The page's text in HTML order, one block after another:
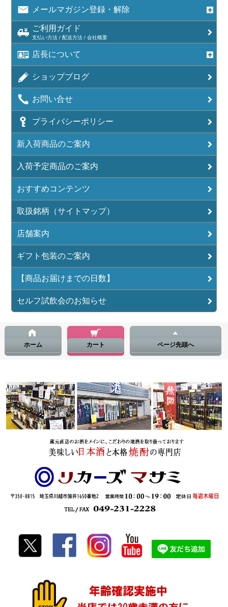
メールマガジン登録・解除
ご利用ガイド
支払い方法 / 配送方法 / 会社概要
店長について
ショップブログ
お問い合せ
プライバシーポリシー
新入荷商品のご案内
入荷予定商品のご案内
おすすめコンテンツ
取扱銘柄（サイトマップ）
店舗案内
ギフト包装のご案内
【商品お届けまでの日数】
セルフ試飲会のお知らせ
ホーム カート ページ先頭へ